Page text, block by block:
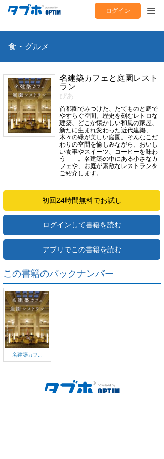
ログイン
食・グルメ
名建築カフェと庭園レスト
ラン
ぴあ
首都圏でみつけた、たてものと庭で
やすらぐ空間。歴史を刻むレトロな
建築、どこか懐かしい和風の家屋、
新たに生まれ変わった近代建築、
木々の緑が美しい庭園。そんなこだ
わりの空間を愉しみながら、おいし
い食事やスイーツ、コーヒーを味わ
う——。名建築の中にある小さなカ
フェや、お庭が素敵なレストランを
ご紹介します。
初回24時間無料でお試し
ログインして書籍を読む
アプリでこの書籍を読む
この書籍のバックナンバー
名建築カフ...